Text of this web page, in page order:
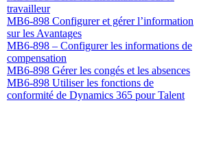
travailleur
MB6-898 Configurer et gérer l’information
sur les Avantages
MB6-898 – Configurer les informations de
compensation
MB6-898 Gérer les congés et les absences
MB6-898 Utiliser les fonctions de
conformité de Dynamics 365 pour Talent